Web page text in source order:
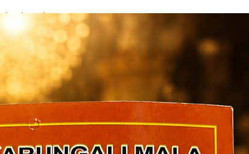
लोड हो रहा है…